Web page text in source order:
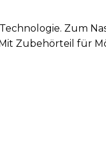
Zum
Zubehörteil für